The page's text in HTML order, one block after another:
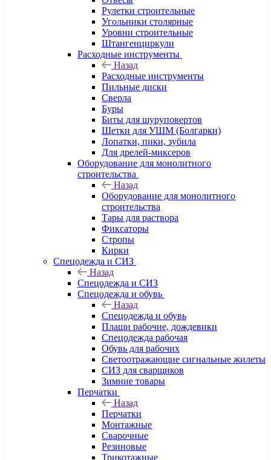
Рулетки строительные
Угольники столярные
Уровни строительные
Штангенциркули
Расходные инструменты
Назад
Расходные инструменты
Пильные диски
Сверла
Буры
Биты для шуруповертов
Щетки для УШМ (Болгарки)
Лопатки, пики, зубила
Для дрелей-миксеров
Оборудование для монолитного
строительства
Назад
Оборудование для монолитного
строительства
Тары для раствора
Фиксаторы
Стропы
Кирки
Спецодежда и СИЗ
Назад
Спецодежда и СИЗ
Спецодежда и обувь
Назад
Спецодежда и обувь
Плащи рабочие, дождевики
Спецодежда рабочая
Обувь для рабочих
Светоотражающие сигнальные жилеты
СИЗ для сварщиков
Зимние товары
Перчатки
Назад
Перчатки
Монтажные
Сварочные
Резиновые
Трикотажные